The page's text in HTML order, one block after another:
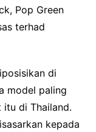
Pop Green
terhad
di
model paling
di Thailand.
kepada